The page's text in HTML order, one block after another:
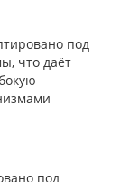
под
что даёт
под